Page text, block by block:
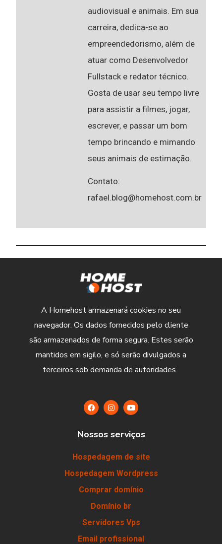
audiovisual e animais. Em sua
carreira, dedica-se ao
empreendedorismo, além de
atuar como Desenvolvedor
Fullstack e redator técnico.
Gosta de usar seu tempo livre
para assistir a filmes, jogar,
escrever, e passar um bom
tempo brincando e mimando
seus animais de estimação.
Contato:
rafael.blog@homehost.com.br
A Homehost armazenará cookies no seu
navegador. Os dados fornecidos pelo cliente
são armazenados de forma segura. Estes serão
mantidos em sigilo, e só serão divulgados a
terceiros sob demanda de autoridades.
Nossos serviços
Hospedagem de site
Hospedagem Wordpress
Comprar domínio
Domínio br
Servidores Vps
Email profissional